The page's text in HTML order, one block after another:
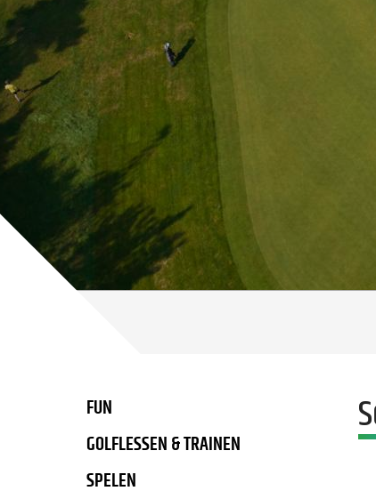
FUN
GOLFLESSEN & TRAINEN
SPELEN